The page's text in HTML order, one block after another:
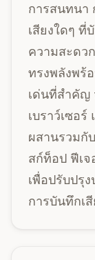
การสนทนา
เสียงใดๆ
ความสะดว
ทรงพลังพร้
เด่นที่สำคัญ
เบราว์เซอ
ผสานรวมกั
สก์ท็อป ฟีเ
เพื่อปรับปรุ
การบันทึกเ